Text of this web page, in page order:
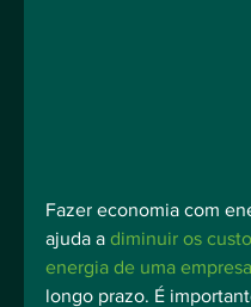
Fazer economia com
ajuda a diminuir os
energia de uma empresa
longo prazo. É